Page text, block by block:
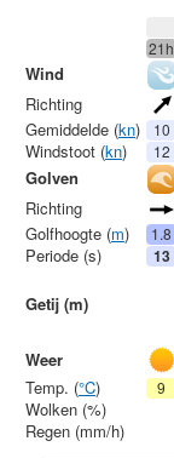
21h
10
12
1.8
13
9
Wind
Richting
Gemiddelde (kn)
Windstoot (kn)
Golven
Richting
Golfhoogte (m)
Periode (s)
Getij (m)
Weer
Temp. (°C)
Wolken (%)
Regen (mm/h)